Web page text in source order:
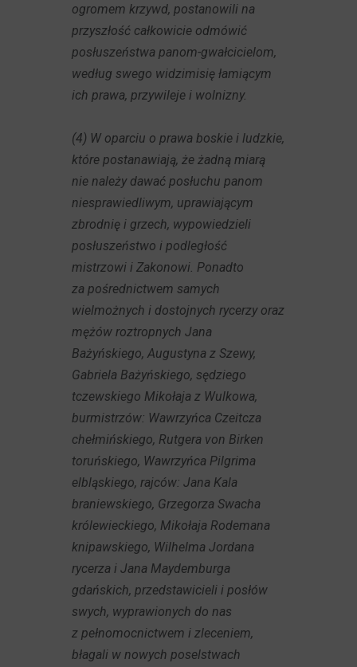
ogromem krzywd, postanowili na
przyszłość całkowicie odmówić
posłuszeństwa panom-gwałcicielom,
według swego widzimisię łamiącym
ich prawa, przywileje i wolnizny.
(4) W oparciu o prawa boskie i ludzkie,
które postanawiają, że żadną miarą
nie należy dawać posłuchu panom
niesprawiedliwym, uprawiającym
zbrodnię i grzech, wypowiedzieli
posłuszeństwo i podległość
mistrzowi i Zakonowi. Ponadto
za pośrednictwem samych
wielmożnych i dostojnych rycerzy oraz
mężów roztropnych Jana
Bażyńskiego, Augustyna z Szewy,
Gabriela Bażyńskiego, sędziego
tczewskiego Mikołaja z Wulkowa,
burmistrzów: Wawrzyńca Czeitcza
chełmińskiego, Rutgera von Birken
toruńskiego, Wawrzyńca Pilgrima
elbląskiego, rajców: Jana Kala
braniewskiego, Grzegorza Swacha
królewieckiego, Mikołaja Rodemana
knipawskiego, Wilhelma Jordana
rycerza i Jana Maydemburga
gdańskich, przedstawicieli i posłów
swych, wyprawionych do nas
z pełnomocnictwem i zleceniem,
błagali w nowych poselstwach